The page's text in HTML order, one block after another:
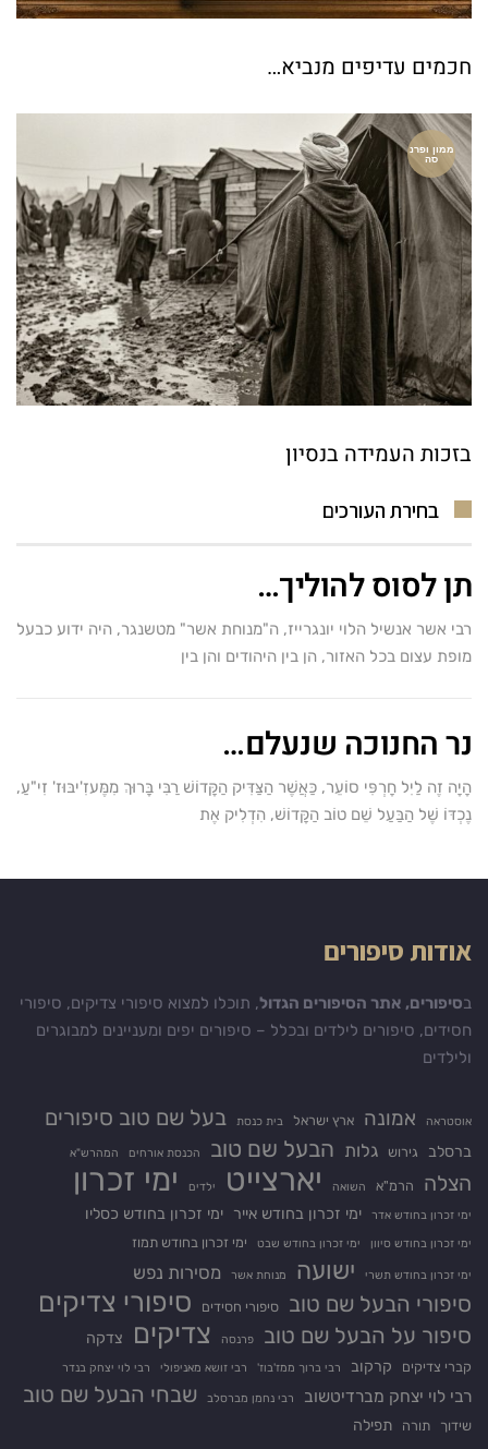
חכמים עדיפים מנביא…
ממון ופרנ
סה
בזכות העמידה בנסיון
בחירת העורכים
תן לסוס להוליך…
רבי אשר אנשיל הלוי יונגרייז, ה"מנוחת אשר" מטשנגר, היה ידוע כבעל
מופת עצום בכל האזור, הן בין היהודים והן בין
נר החנוכה שנעלם…
הָיָה זֶה לַיִל חָרְפִּי סוֹעֵר, כַּאֲשֶׁר הַצַּדִּיק הַקָּדוֹשׁ רַבִּי בָּרוּךְ מִמֶּעזִ'יבּוּז' זִי"עַ,
נֶכְדּוֹ שֶׁל הַבַּעַל שֵׁם טוֹב הַקָּדוֹשׁ, הִדְלִיק אֶת
אודות סיפורים
בסיפורים, אתר הסיפורים הגדול, תוכלו למצוא סיפורי צדיקים, סיפורי
חסידים, סיפורים לילדים ובכלל – סיפורים יפים ומעניינים למבוגרים
ולילדים
אוסטראה אמונה ארץ ישראל בית כנסת בעל שם טוב סיפורים
ברסלב גירוש גלות הבעל שם טוב הכנסת אורחים המהרש"א
הצלה הרמ"א השואה יארצייט ילדים ימי זכרון
ימי זכרון בחודש אדר ימי זכרון בחודש אייר ימי זכרון בחודש כסליו
ימי זכרון בחודש סיוון ימי זכרון בחודש שבט ימי זכרון בחודש תמוז
ימי זכרון בחודש תשרי ישועה מנוחת אשר מסירות נפש
סיפורי הבעל שם טוב סיפורי חסידים סיפורי צדיקים
סיפור על הבעל שם טוב פרנסה צדיקים צדקה
קברי צדיקים קרקוב רבי ברוך ממז'בוז' רבי זושא מאניפולי רבי לוי יצחק בנדר
רבי לוי יצחק מברדיטשוב רבי נחמן מברסלב שבחי הבעל שם טוב
שידוך תורה תפילה